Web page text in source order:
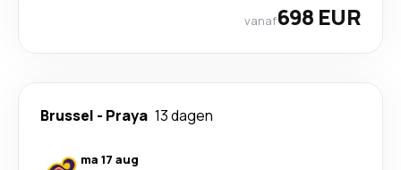
vanaf698 EUR
Brussel - Praya 13 dagen
ma 17 aug